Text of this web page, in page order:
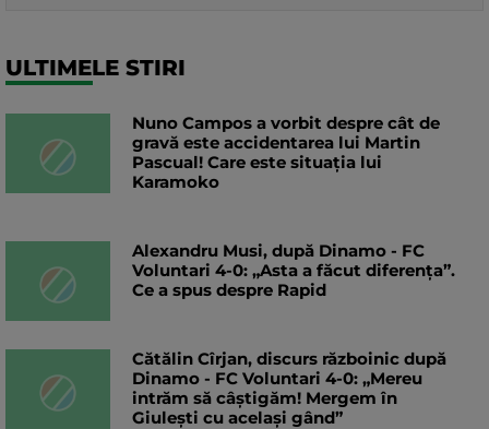
ULTIMELE STIRI
Nuno Campos a vorbit despre cât de
gravă este accidentarea lui Martin
Pascual! Care este situația lui
Karamoko
Alexandru Musi, după Dinamo - FC
Voluntari 4-0: „Asta a făcut diferența”.
Ce a spus despre Rapid
Cătălin Cîrjan, discurs războinic după
Dinamo - FC Voluntari 4-0: „Mereu
intrăm să câștigăm! Mergem în
Giulești cu același gând”